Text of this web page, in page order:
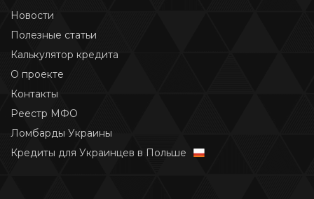
Новости
Полезные статьи
Калькулятор кредита
О проекте
Контакты
Реестр МФО
Ломбарды Украины
Кредиты для Украинцев в Польше